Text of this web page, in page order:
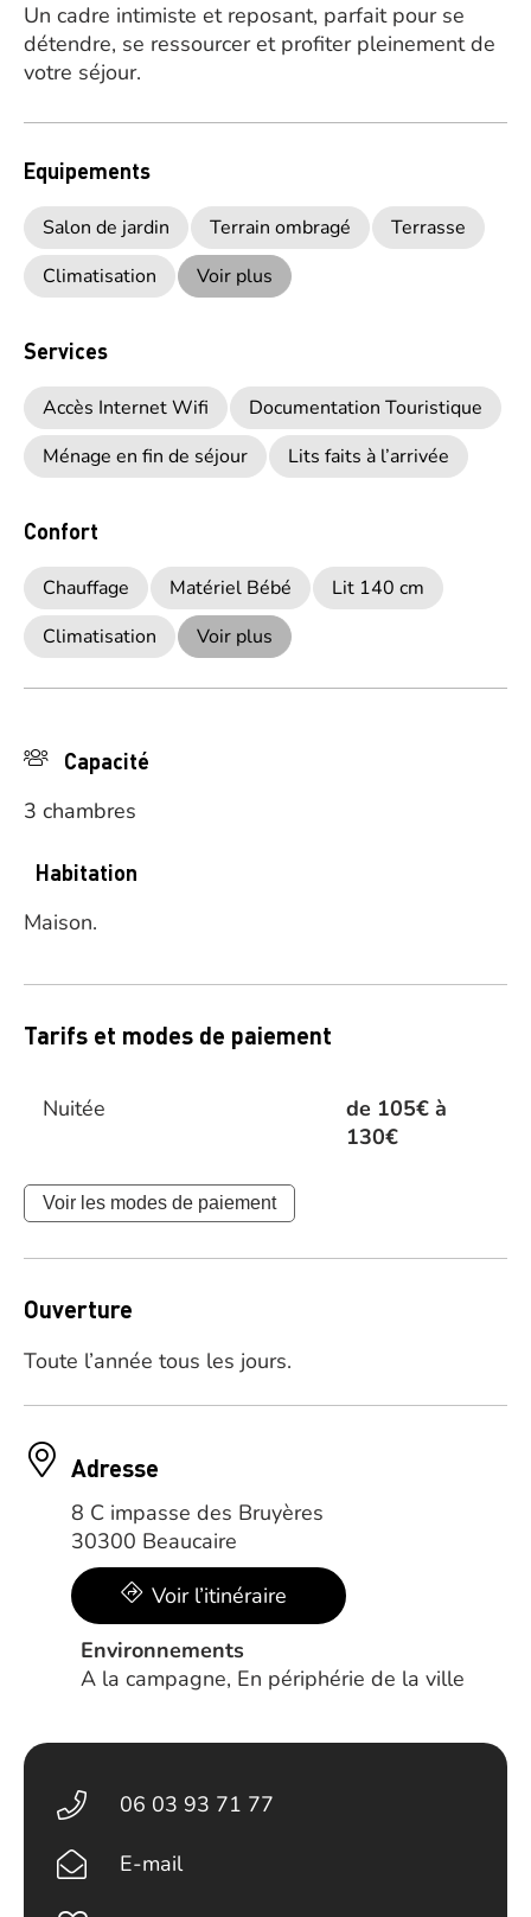
Un cadre intimiste et reposant, parfait pour se
détendre, se ressourcer et profiter pleinement de
votre séjour.
Equipements
Salon de jardin Terrain ombragé
Terrasse
Climatisation
Voir plus
Services
Accès Internet Wifi
Documentation Touristique
Ménage en fin de séjour
Lits faits à l’arrivée
Confort
Chauffage Matériel Bébé
Lit 140 cm
Climatisation
Voir plus
Capacité
3 chambres
Habitation
Maison.
Tarifs et modes de paiement
Nuitée
de 105€ à
130€
Voir les modes de paiement
Ouverture
Toute l’année tous les jours.
Adresse
8 C impasse des Bruyères
30300 Beaucaire
Voir l’itinéraire
Environnements
A la campagne, En périphérie de la ville
06 03 93 71 77
E-mail